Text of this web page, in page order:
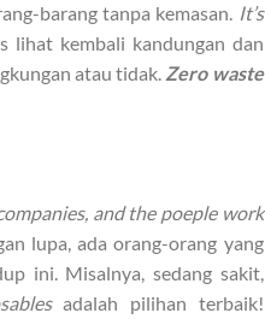
barang tanpa kemasan. It’s
lihat kembali kandungan dan
atau tidak. Zero waste
and the poeple work
lupa, ada orang-orang yang
ini. Misalnya, sedang sakit,
adalah pilihan terbaik!